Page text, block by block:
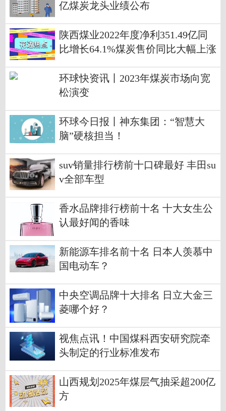
亿煤炭龙头业绩公布
陕西煤业2022年度净利351.49亿同
比增长64.1%煤炭售价同比大幅上涨
环球快资讯丨2023年煤炭市场向宽
松演变
环球今日报丨神东集团：“智慧大
脑”硬核担当！
suv销量排行榜前十口碑最好 丰田su
v全部车型
香水品牌排行榜前十名 十大女生公
认最好闻的香味
新能源车排名前十名 日本人羡慕中
国电动车？
中央空调品牌十大排名 日立大金三
菱哪个好？
视焦点讯！中国煤科西安研究院牵
头制定的行业标准发布
山西规划2025年煤层气抽采超200亿
方